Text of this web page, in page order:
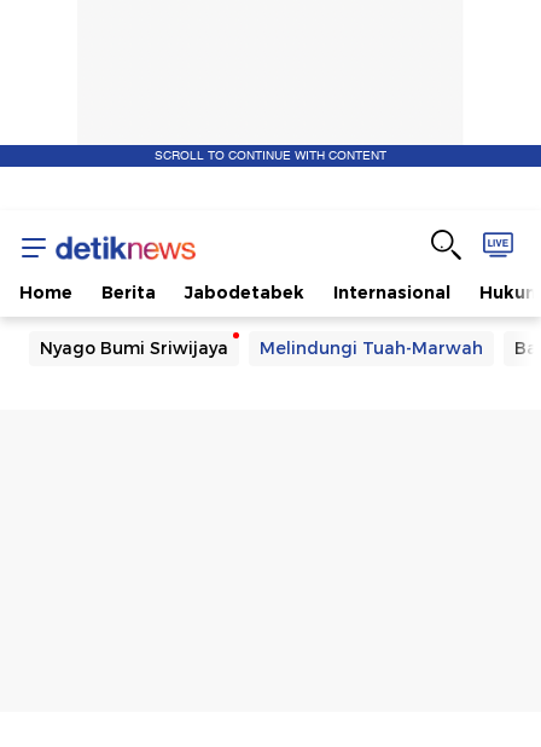
SCROLL TO CONTINUE WITH CONTENT
Home Berita Jabodetabek Internasional Hukum
Nyago Bumi Sriwijaya Melindungi Tuah-Marwah